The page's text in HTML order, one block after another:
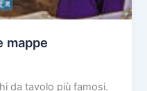
mappe
da tavolo più famosi.